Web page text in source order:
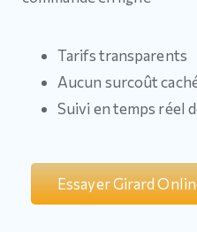
Tarifs transparents
Aucun surcoût
Suivi en temps réel
Essayer Girard